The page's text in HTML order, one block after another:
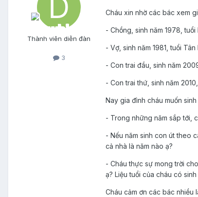
Thành viên diễn đàn
3
Cháu xin nhờ các bác xem
- Chồng, sinh năm 1978,
- Vợ, sinh năm 1981, tuổi
- Con trai đầu, sinh năm
- Con trai thứ, sinh năm
Nay gia đình cháu muốn
- Trong những năm sắp tới,
- Nếu năm sinh con út theo
cả nhà là năm nào ạ?
- Cháu thực sự mong trời
ạ? Liệu tuổi của cháu có
Cháu cảm ơn các bác nhiều